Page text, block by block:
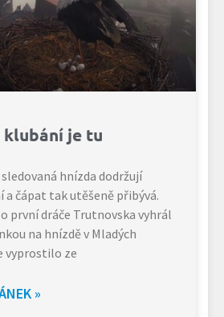
klubání je tu
hnízda dodržují
čápat tak utěšeně přibývá.
první dráče Trutnovska vyhrál
na hnízdě v Mladých
vyprostilo ze
»